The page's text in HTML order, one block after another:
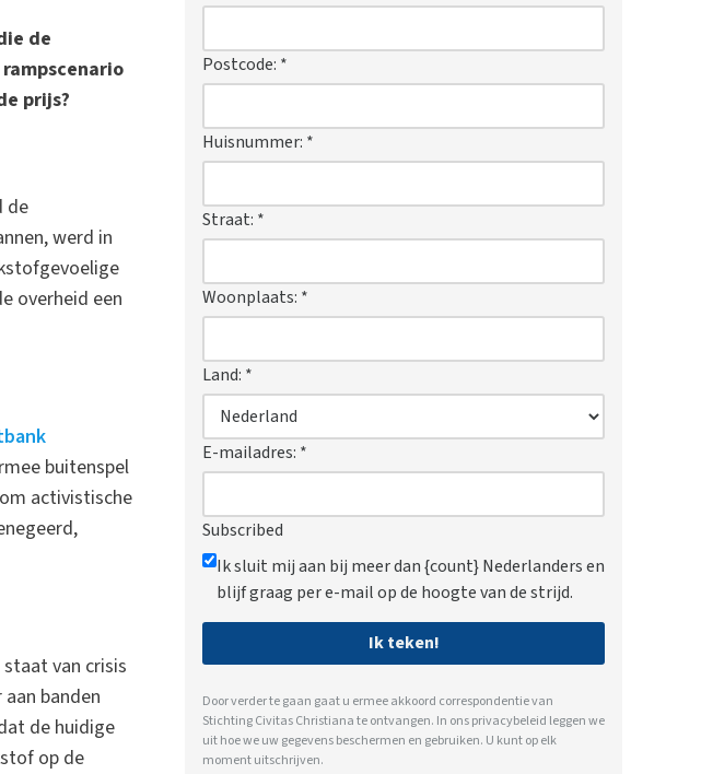
de
prijs?
de
werd in
overheid een
buitenspel
activistische
van crisis
banden
de huidige
op de
Postcode: *
Huisnummer: *
Straat: *
Woonplaats: *
Land: *
E-mailadres: *
Subscribed
Ik sluit mij aan bij meer dan {count} Nederlanders en
blijf graag per e-mail op de hoogte van de strijd.
Ik teken!
Door verder te gaan gaat u ermee akkoord correspondentie van
Stichting Civitas Christiana te ontvangen. In onsprivacybeleid leggen we
uit hoe we uw gegevens beschermen en gebruiken. U kunt op elk
moment uitschrijven.